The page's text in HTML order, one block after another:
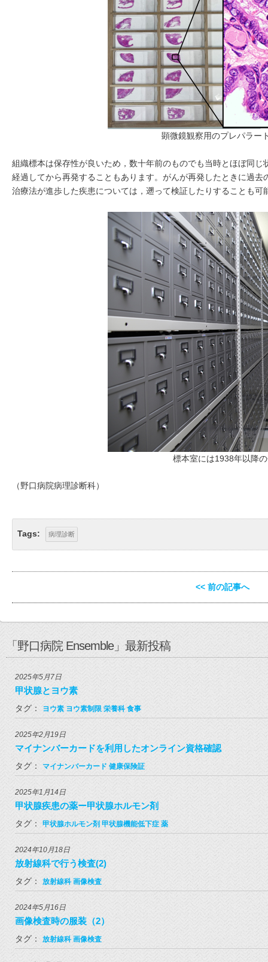
顕微鏡観察用のプレパラー
組織標本は保存性が良いため，数十年前のものでも当時とほぼ同
経過してから再発することもあります。がんが再発したときに過
治療法が進歩した疾患については，遡って検証したりすることも可
標本室には1938年以降
（野口病院病理診断科）
Tags: 病理診断
<< 前の記事へ
「野口病院 Ensemble」最新投稿
2025年5月7日
甲状腺とヨウ素
タグ： ヨウ素 ヨウ素制限 栄養科 食事
2025年2月19日
マイナンバーカードを利用したオンライン資格確認
タグ： マイナンバーカード 健康保険証
2025年1月14日
甲状腺疾患の薬ー甲状腺ホルモン剤
タグ： 甲状腺ホルモン剤 甲状腺機能低下症 薬
2024年10月18日
放射線科で行う検査(2)
タグ： 放射線科 画像検査
2024年5月16日
画像検査時の服装（2）
タグ： 放射線科 画像検査